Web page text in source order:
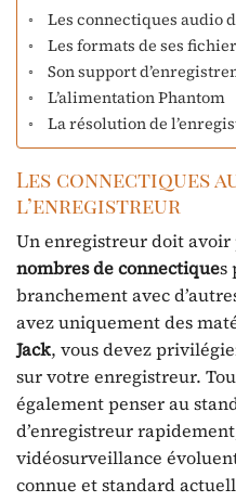
Les connectiques audio
Les formats de ses
Son support
L’alimentation Phantom
La résolution de
Les connectiques
l’enregistreur
Un enregistreur doit
nombres de connectiques
branchement avec
avez uniquement des
Jack, vous devez
sur votre enregistreur.
également penser au
d’enregistreur
vidéosurveillance
connue et standard